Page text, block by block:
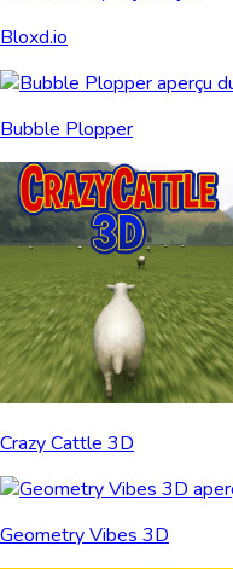
Bloxd.io
Bubble Plopper
Crazy Cattle 3D
Geometry Vibes 3D